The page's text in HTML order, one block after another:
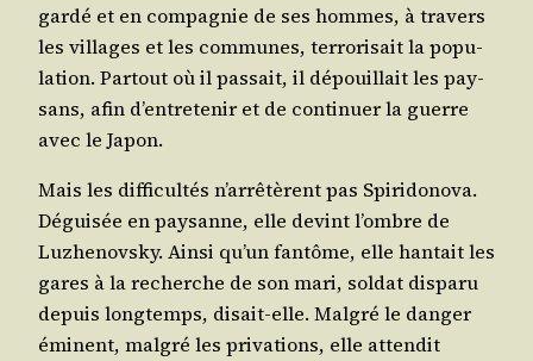
gar­dé et en com­pa­gnie de ses hommes, à tra­vers
les vil­lages et les com­munes, ter­ro­ri­sait la popu­
la­tion. Par­tout où il pas­sait, il dépouillait les pay­
sans, afin d’entretenir et de conti­nuer la guerre
avec le Japon.
Mais les dif­fi­cul­tés n’arrêtèrent pas Spi­ri­do­no­va.
Dégui­sée en pay­sanne, elle devint l’ombre de
Luz­he­novs­ky. Ain­si qu’un fan­tôme, elle han­tait les
gares à la recherche de son mari, sol­dat dis­pa­ru
depuis long­temps, disait-elle. Mal­gré le dan­ger
émi­nent, mal­gré les pri­va­tions, elle atten­dit